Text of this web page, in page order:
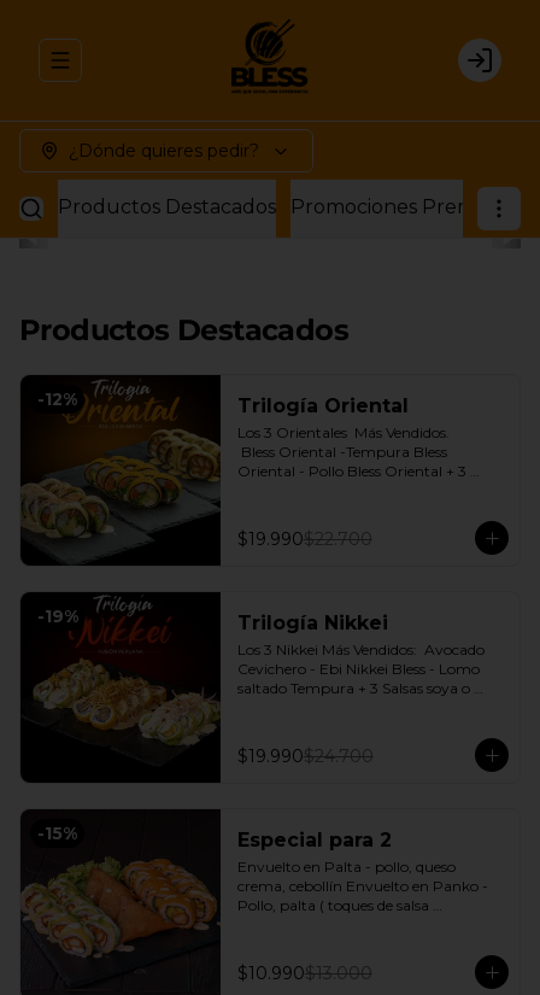
Abrir menu de navegación Login
¿Dónde quieres pedir?
Productos Destacados Promociones Premium
Productos Destacados
-12% Trilogía Oriental
Los 3 Orientales  Más Vendidos.
Bless Oriental -Tempura Bless
Oriental - Pollo Bless Oriental + 3
$19.990$22.700
-19% Trilogía Nikkei
Los 3 Nikkei Más Vendidos:  Avocado
Cevichero - Ebi Nikkei Bless - Lomo
saltado Tempura + 3 Salsas soya o
$19.990$24.700
-15% Especial para 2
Envuelto en Palta - pollo, queso
crema, cebollín Envuelto en Panko -
Pollo, palta ( toques de salsa
2 Salsa soya
$10.990$13.000